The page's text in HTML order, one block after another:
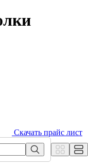
Скачать прайс лист